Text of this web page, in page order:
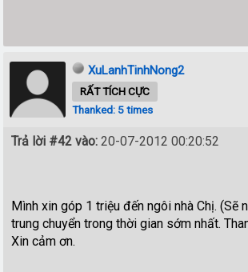
XuLanhTinhNong2
RẤT TÍCH CỰC
Thanked: 5 times
Trả lời #42 vào: 20-07-2012 00:20:52
Mình xin góp 1 triệu đến ngôi nhà Chị. (Sẽ
trung chuyển trong thời gian sớm nhất.
Xin cảm ơn.